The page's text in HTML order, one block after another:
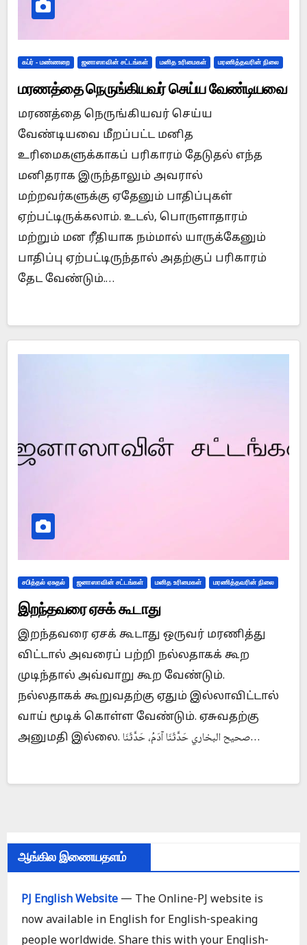
கப்ர் - மண்ணறை ஜனாஸாவின் சட்டங்கள் மனித உரிமைகள் மரணித்தவரின் நிலை
மரணத்தை நெருங்கியவர் செய்ய வேண்டியவை
மரணத்தை நெருங்கியவர் செய்ய
வேண்டியவை மீறப்பட்ட மனித
உரிமைகளுக்காகப் பரிகாரம் தேடுதல் எந்த
மனிதராக இருந்தாலும் அவரால்
மற்றவர்களுக்கு ஏதேனும் பாதிப்புகள்
ஏற்பட்டிருக்கலாம். உடல், பொருளாதாரம்
மற்றும் மன ரீதியாக நம்மால் யாருக்கேனும்
பாதிப்பு ஏற்பட்டிருந்தால் அதற்குப் பரிகாரம்
தேட வேண்டும்.…
சபித்தல் ஏசுதல் ஜனாஸாவின் சட்டங்கள் மனித உரிமைகள் மரணித்தவரின் நிலை
இறந்தவரை ஏசக் கூடாது
இறந்தவரை ஏசக் கூடாது ஒருவர் மரணித்து
விட்டால் அவரைப் பற்றி நல்லதாகக் கூற
முடிந்தால் அவ்வாறு கூற வேண்டும்.
நல்லதாகக் கூறுவதற்கு ஏதும் இல்லாவிட்டால்
வாய் மூடிக் கொள்ள வேண்டும். ஏசுவதற்கு
அனுமதி இல்லை. صحيح البخاري حَدَّثَنَا آدَمُ، حَدَّثَنَا…
ஆங்கில இணையதளம்
PJ English Website — The Online-PJ website is
now available in English for English-speaking
people worldwide. Share this with your English-